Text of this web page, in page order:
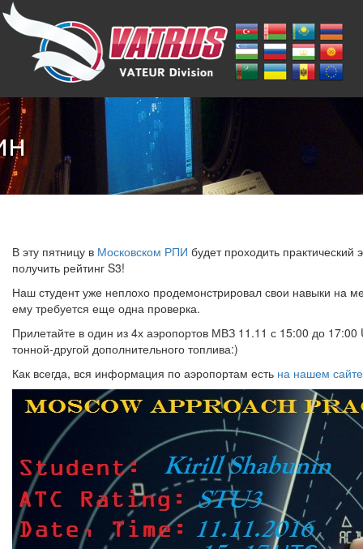
В эту пятницу в Московском РПИ будет проходить
получить рейтинг S3!
Наш студент уже неплохо продемонстрировал свои навыки на
ему требуется еще одна проверка.
Прилетайте в один из 4х аэропортов МВЗ 11.11 с 15:00 до 17:00
тонной-другой дополнительного топлива:)
Как всегда, вся информация по аэропортам есть на нашем сайте